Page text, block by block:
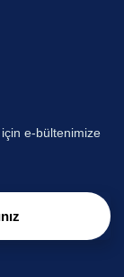
e-bültenimize